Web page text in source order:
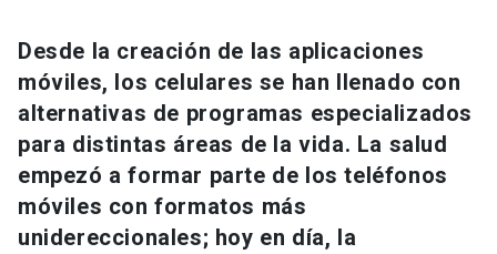
Desde la creación de las aplicaciones
móviles, los celulares se han llenado con
alternativas de programas especializados
para distintas áreas de la vida. La salud
empezó a formar parte de los teléfonos
móviles con formatos más
unidereccionales; hoy en día, la